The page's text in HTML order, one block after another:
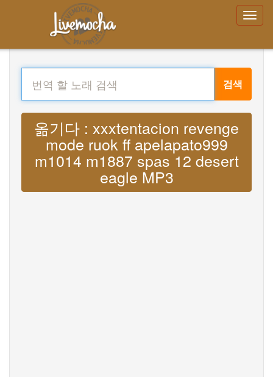
검색
옮기다 : xxxtentacion revenge
mode ruok ff apelapato999
m1014 m1887 spas 12 desert
eagle MP3